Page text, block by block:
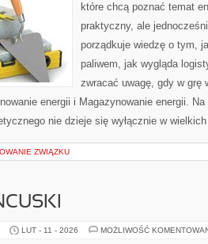
które chcą poznać temat
praktyczny, ale
porządkuje wiedzę o tym,
paliwem, jak wygląda
zwracać uwagę, gdy w grę
energii i Magazynowanie energii.
nie dzieje się wyłącznie w
ZWIĄZKU
LUT - 11 - 2026 MOŻLIWOŚĆ